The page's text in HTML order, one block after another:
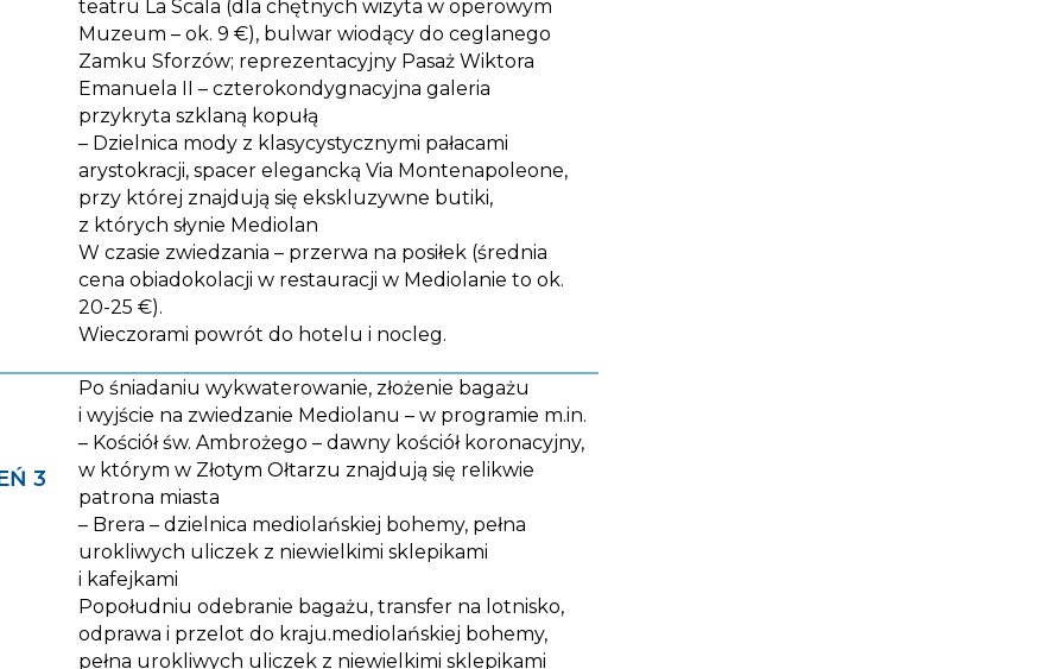
teatru La Scala (dla chętnych wizyta w operowym
Muzeum – ok. 9 €), bulwar wiodący do ceglanego
Zamku Sforzów; reprezentacyjny Pasaż Wiktora
Emanuela II – czterokondygnacyjna galeria
przykryta szklaną kopułą
– Dzielnica mody z klasycystycznymi pałacami
arystokracji, spacer elegancką Via Montenapoleone,
przy której znajdują się ekskluzywne butiki,
z których słynie Mediolan
W czasie zwiedzania – przerwa na posiłek (średnia
cena obiadokolacji w restauracji w Mediolanie to ok.
20-25 €).
Wieczorami powrót do hotelu i nocleg.
3
Po śniadaniu wykwaterowanie, złożenie bagażu
i wyjście na zwiedzanie Mediolanu – w programie m.in.
– Kościół św. Ambrożego – dawny kościół koronacyjny,
w którym w Złotym Ołtarzu znajdują się relikwie
patrona miasta
– Brera – dzielnica mediolańskiej bohemy, pełna
urokliwych uliczek z niewielkimi sklepikami
i kafejkami
Popołudniu odebranie bagażu, transfer na lotnisko,
odprawa i przelot do kraju.mediolańskiej bohemy,
pełna urokliwych uliczek z niewielkimi sklepikami